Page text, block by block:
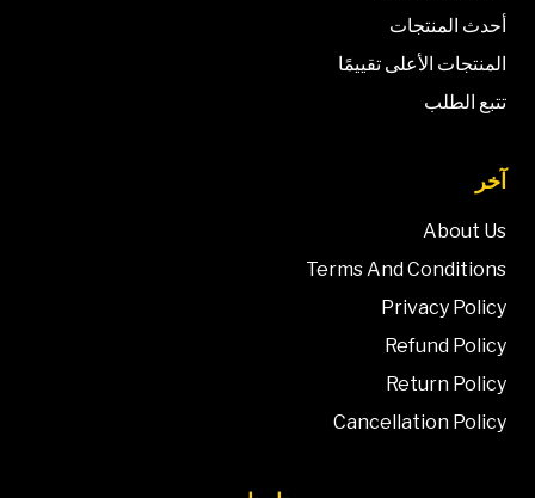
أحدث المنتجات
المنتجات الأعلى تقييمًا
تتبع الطلب
آخر
About Us
Terms And Conditions
Privacy Policy
Refund Policy
Return Policy
Cancellation Policy